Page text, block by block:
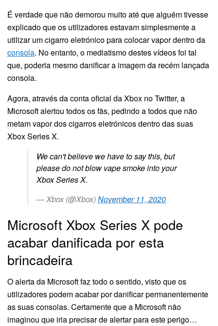
É verdade que não demorou muito até que alguém tivesse
explicado que os utilizadores estavam simplesmente a
utilizar um cigarro eletrónico para colocar vapor dentro da
consola. No entanto, o mediatismo destes vídeos foi tal
que, poderia mesmo danificar a imagem da recém lançada
consola.
Agora, através da conta oficial da Xbox no Twitter, a
Microsoft alertou todos os fãs, pedindo a todos que não
metam vapor dos cigarros eletrónicos dentro das suas
Xbox Series X.
We can't believe we have to say this, but
please do not blow vape smoke into your
Xbox Series X.
— Xbox (@Xbox)November 11, 2020
Microsoft Xbox Series X pode
acabar danificada por esta
brincadeira
O alerta da Microsoft faz todo o sentido, visto que os
utilizadores podem acabar por danificar permanentemente
as suas consolas. Certamente que a Microsoft não
imaginou que iria precisar de alertar para este perigo…